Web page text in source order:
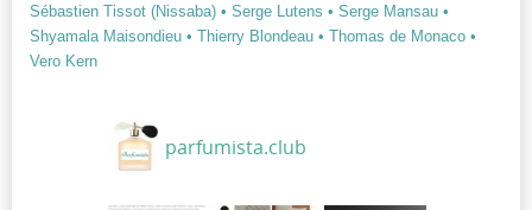
Sébastien Tissot (Nissaba) • Serge Lutens • Serge Mansau •
Shyamala Maisondieu • Thierry Blondeau • Thomas de Monaco •
Vero Kern
parfumista.club